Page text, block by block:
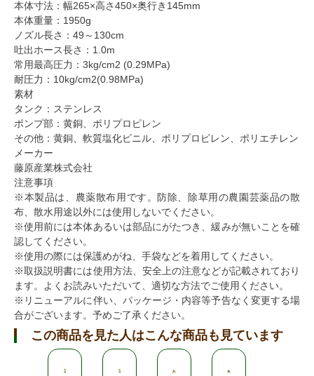
本体寸法：幅265×高さ450×奥行き145mm
本体重量：1950g
ノズル長さ：49～130cm
吐出ホース長さ：1.0m
常用最高圧力：3kg/cm2 (0.29MPa)
耐圧力：10kg/cm2(0.98MPa)
素材
タンク：ステンレス
ポンプ部：黄銅、ポリプロピレン
その他：黄銅、軟質塩化ビニル、ポリプロピレン、ポリエチレン
メーカー
藤原産業株式会社
注意事項
※本製品は、農薬散布用です。防除、除草用の農園芸薬品の散
布、散水用途以外には使用しないでください。
※使用前には本体あるいは部品にがたつき、緩みが無いことを確
認してください。
※使用の際には保護めがね、手袋などを着用してください。
※取扱説明書には使用方法、安全上の注意などが記載されており
ます。よくお読みいただいて、適切な方法でご使用ください。
※リニューアルに伴い、パッケージ・内容等予告なく変更する場
合がございます。予めご了承ください。
この商品を見た人はこんな商品も見ています